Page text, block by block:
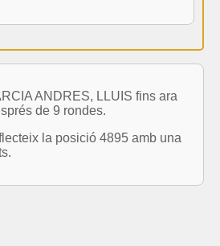
ANDRES, LLUIS fins ara
de 9 rondes.
la posició 4895 amb una